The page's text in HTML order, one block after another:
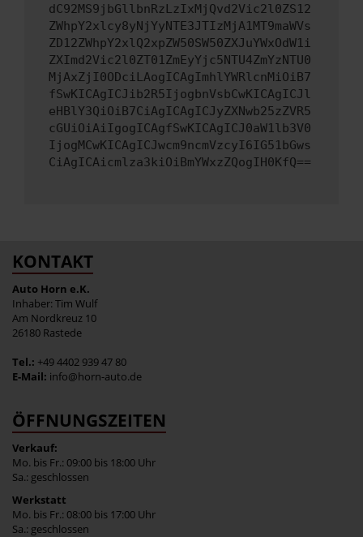
dC92MS9jbGllbnRzLzIxMjQvd2Vic2l0ZS12
ZWhpY2xlcy8yNjYyNTE3JTIzMjA1MT9maWVs
ZD12ZWhpY2xlQ2xpZW50SW50ZXJuYWxOdW1i
ZXImd2Vic2l0ZT01ZmEyYjc5NTU4ZmYzNTU0
MjAxZjI0ODciLAogICAgImhlYWRlcnMiOiB7
fSwKICAgICJib2R5IjogbnVsbCwKICAgICJl
eHBlY3QiOiB7CiAgICAgICJyZXNwb25zZVR5
cGUiOiAiIgogICAgfSwKICAgICJ0aW1lb3V0
IjogMCwKICAgICJwcm9ncmVzcyI6IG51bGws
CiAgICAicmlza3kiOiBmYWxzZQogIH0KfQ==
KONTAKT
Auto Horn e.K.
Inhaber: Tim Wulf
Am Nordkreuz 10
26180 Rastede
Tel.: +49 4402 939 47 80
E-Mail: info@horn-auto.de
ÖFFNUNGSZEITEN
Verkauf:
Mo. bis Fr.: 09:00 bis 18:00 Uhr
Sa.: geschlossen
Werkstatt
Mo. bis Fr.: 08:00 bis 17:00 Uhr
Sa.: geschlossen